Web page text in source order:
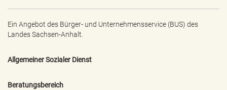
Ein Angebot des Bürger- und Unternehmensservice (BUS) des
Landes Sachsen-Anhalt.
Allgemeiner Sozialer Dienst
Beratungsbereich